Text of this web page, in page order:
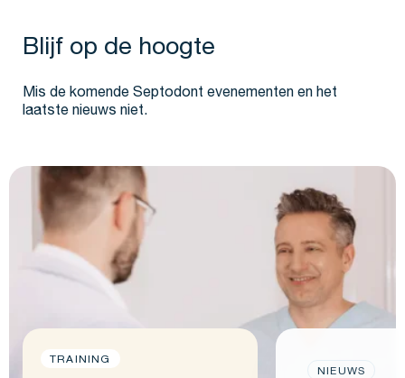
Blijf op de hoogte
Mis de komende Septodont evenementen en het
laatste nieuws niet.
TRAINING
NIEUWS